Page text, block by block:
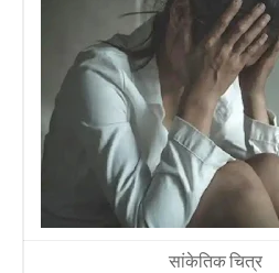
सांकेतिक चित्र